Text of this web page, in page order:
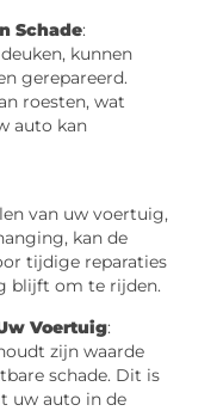
Schade:
kunnen
gerepareerd.
roesten, wat
auto kan
van uw voertuig,
kan de
tijdige reparaties
blijft om te rijden.
Voertuig:
zijn waarde
schade. Dit is
uw auto in de